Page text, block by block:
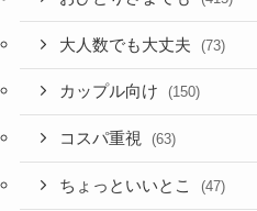
大人数でも大丈夫 (73)
カップル向け (150)
コスパ重視 (63)
ちょっといいとこ (47)